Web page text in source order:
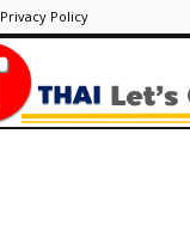
Privacy Policy